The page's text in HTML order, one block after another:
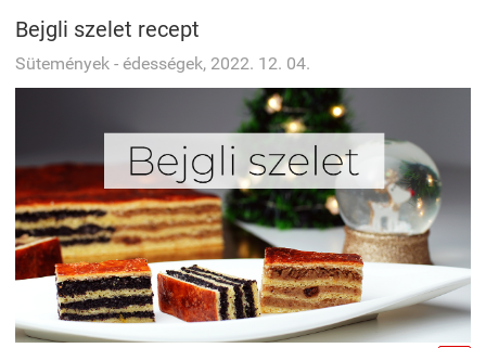
Bejgli szelet recept
Sütemények - édességek, 2022. 12. 04.